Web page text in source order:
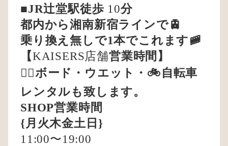
■JR辻堂駅徒歩 10分
都内から湘南新宿ラインで🚊
乗り換え無しで1本でこれます🚞
【KAISERS店舗営業時間】
🏄‍♂️ボード・ウエット・🚲自転車
レンタルも致します。
SHOP営業時間
{月火木金土日}
11:00〜19:00